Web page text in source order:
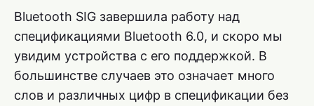
Bluetooth SIG завершила работу над
спецификациями Bluetooth 6.0, и скоро мы
увидим устройства с его поддержкой. В
большинстве случаев это означает много
слов и различных цифр в спецификации без